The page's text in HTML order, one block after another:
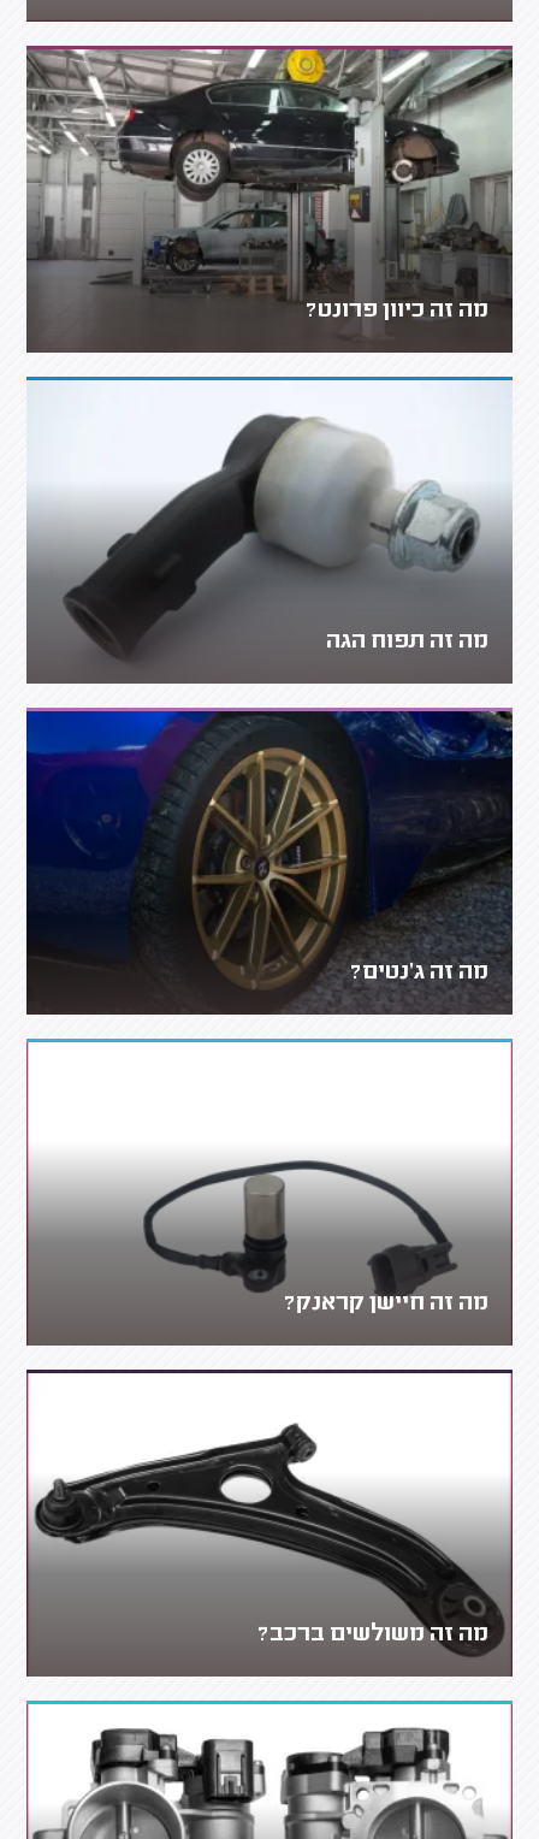
מה זה כיוון פרונט?
מה זה תפוח הגה
מה זה ג'נטים?
מה זה חיישן קראנק?
מה זה משולשים ברכב?